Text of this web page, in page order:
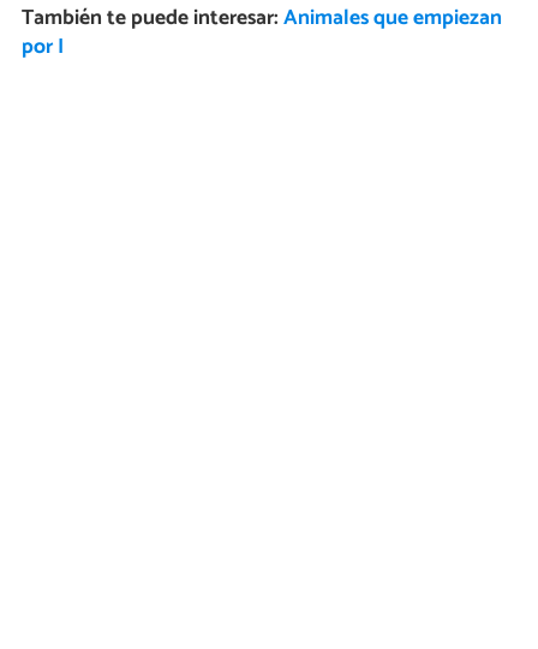
También te puede interesar:Animales que empiezan
por I